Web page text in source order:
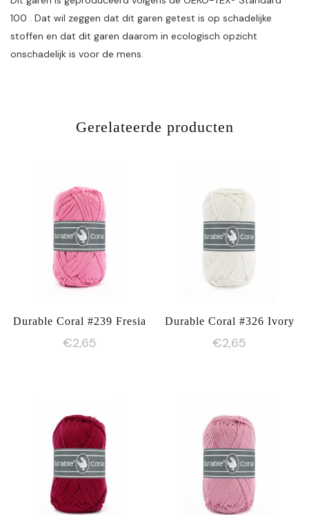
100 . Dat wil zeggen dat dit garen getest is op schadelijke
stoffen en dat dit garen daarom in ecologisch opzicht
onschadelijk is voor de mens.
Gerelateerde producten
Durable Coral #239 Fresia
€2,65
Durable Coral #326 Ivory
€2,65